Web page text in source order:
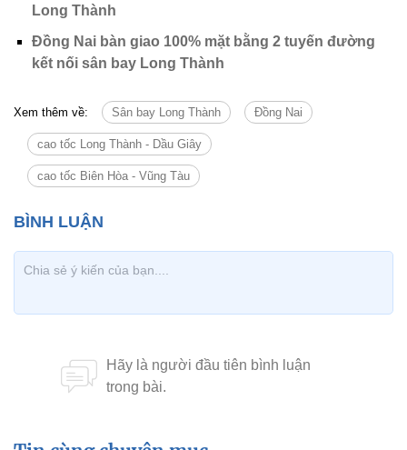
Long Thành
Đồng Nai bàn giao 100% mặt bằng 2 tuyến đường
kết nối sân bay Long Thành
Xem thêm về: Sân bay Long Thành Đồng Nai
cao tốc Long Thành - Dầu Giây
cao tốc Biên Hòa - Vũng Tàu